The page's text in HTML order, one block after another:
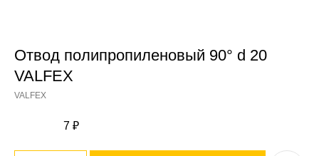
Отвод полипропиленовый 90° d 20
VALFEX
VALFEX
7 ₽